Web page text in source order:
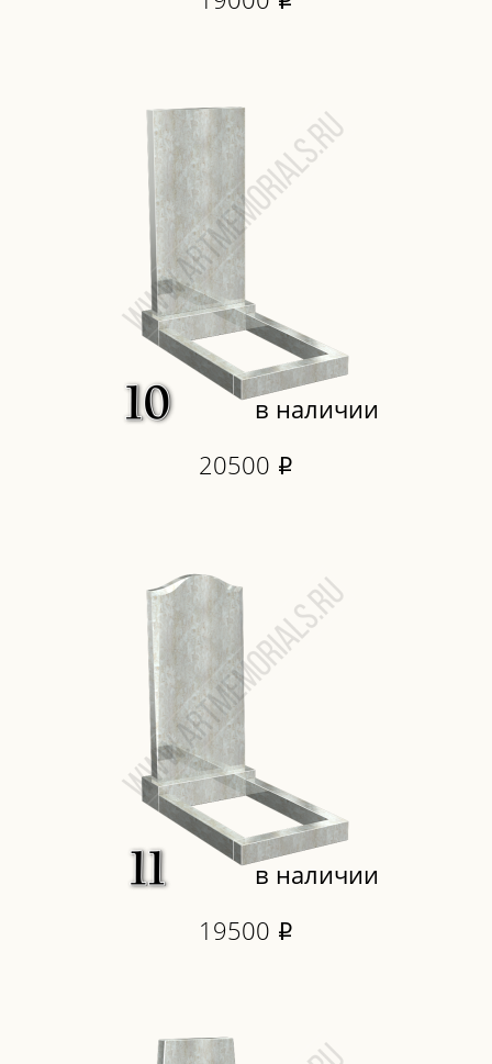
в наличии
20500 i
в наличии
19500 i